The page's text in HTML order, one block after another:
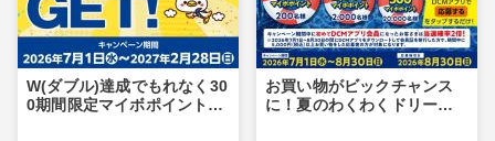
W(ダブル)達成でもれなく30
0期間限定マイボポイントG
お買い物がビックチャンス
に！夏のわくわくドリーム